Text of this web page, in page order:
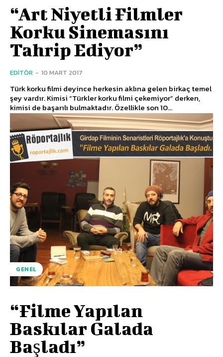
“Art Niyetli Filmler
Korku Sinemasını
Tahrip Ediyor”
EDITÖR - 10 MART 2017
Türk korku filmi deyince herkesin aklına gelen birkaç temel
şey vardır. Kimisi “Türkler korku filmi çekemiyor” derken,
kimisi de başarılı bulmaktadır. Özellikle son 10...
GENEL
“Filme Yapılan
Baskılar Galada
Başladı”